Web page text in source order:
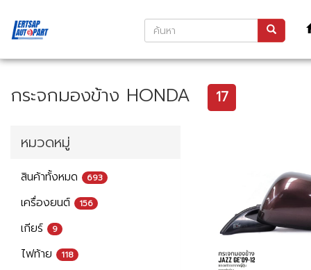
กระจกมองข้าง HONDA 17
หมวดหมู่
สินค้าทั้งหมด 693
เครื่องยนต์ 156
เกียร์ 9
ไฟท้าย 118